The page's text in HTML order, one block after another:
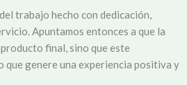
trabajo hecho con dedicación,
Apuntamos entonces a que la
final, sino que este
que genere una experiencia positiva y